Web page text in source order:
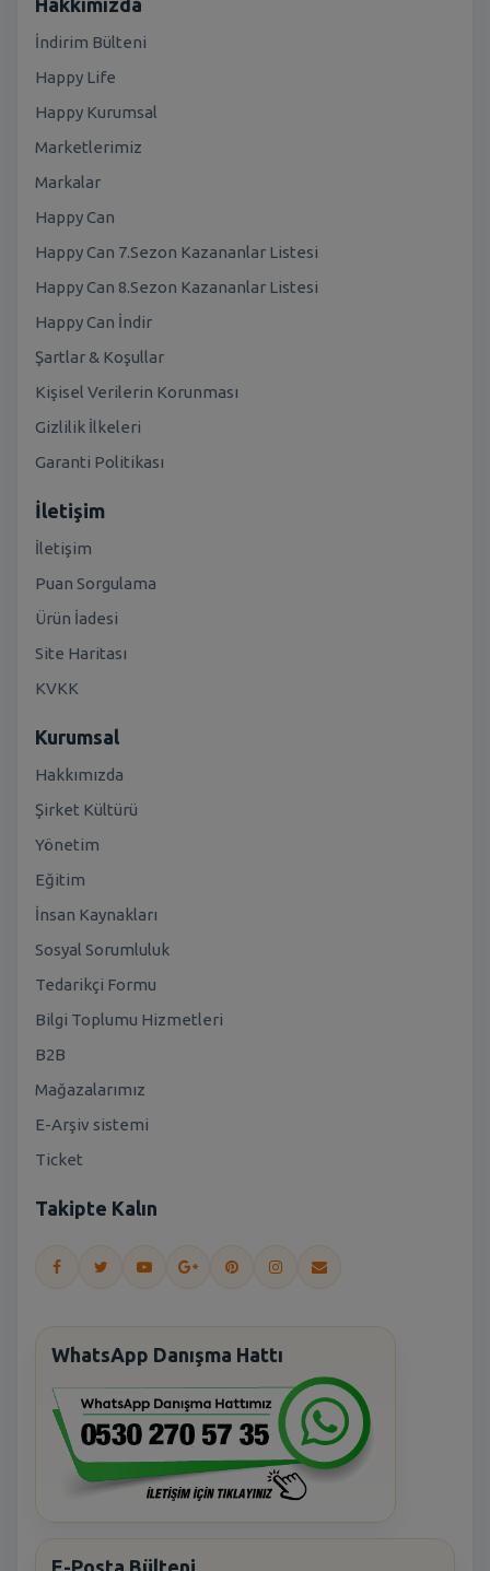
İndirim Bülteni
Happy Life
Happy Kurumsal
Marketlerimiz
Markalar
Happy Can
Happy Can 7.Sezon Kazananlar Listesi
Happy Can 8.Sezon Kazananlar Listesi
Happy Can İndir
Şartlar & Koşullar
Kişisel Verilerin Korunması
Gizlilik İlkeleri
Garanti Politikası
İletişim
İletişim
Puan Sorgulama
Ürün İadesi
Site Haritası
KVKK
Kurumsal
Hakkımızda
Şirket Kültürü
Yönetim
Eğitim
İnsan Kaynakları
Sosyal Sorumluluk
Tedarikçi Formu
Bilgi Toplumu Hizmetleri
B2B
Mağazalarımız
E-Arşiv sistemi
Ticket
Takipte Kalın
WhatsApp Danışma Hattı
E-Posta Bülteni